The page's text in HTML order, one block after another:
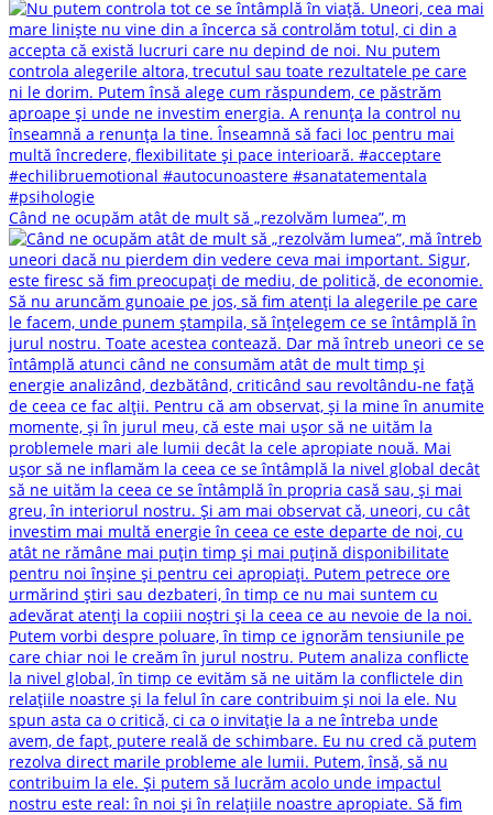
Când ne ocupăm atât de mult să „rezolvăm lumea”, m